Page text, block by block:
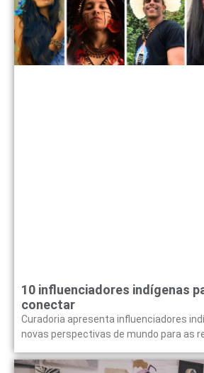
10 influenciadores indígenas
conectar
Curadoria apresenta influenciadores
novas perspectivas de mundo para as